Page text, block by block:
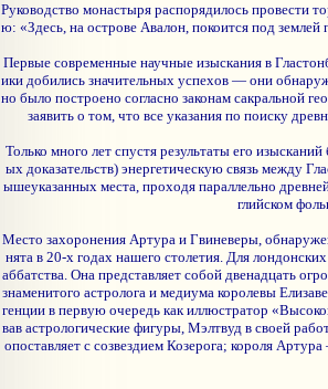
Руководство монастыря распорядилось провести
ю: «Здесь, на острове Авалон, покоится под
Первые современные научные изыскания в
ики добились значительных успехов — они
но было построено согласно законам сакральной
заявить о том, что все указания по поиску
Только много лет спустя результаты его
ых доказательств) энергетическую связь между
ышеуказанных места, проходя параллельно
глийском
Место захоронения Артура и Гвиневеры,
нята в 20-х годах нашего столетия. Для
аббатства. Она представляет собой двенадцать
знаменитого астролога и медиума королевы
генции в первую очередь как иллюстратор
вав астрологические фигуры, Мэлтвуд в своей
опоставляет с созвездием Козерога; короля